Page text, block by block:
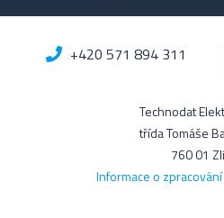
+420 571 894 311
Technodat
třída Tomáše
760 01
Informace o